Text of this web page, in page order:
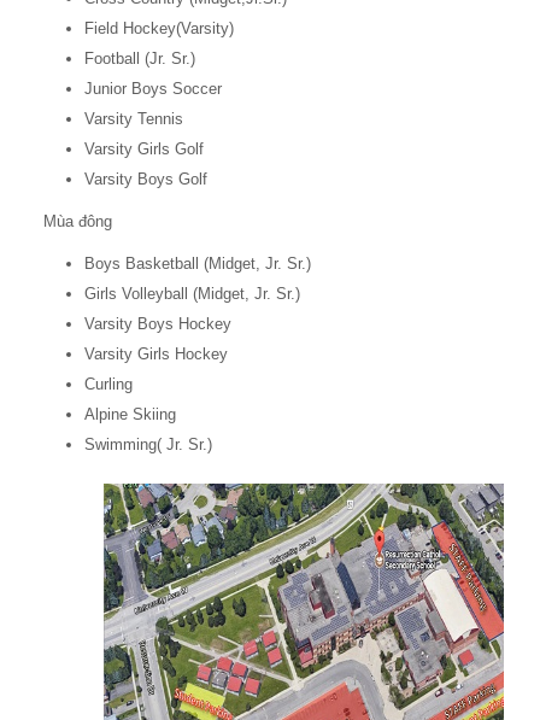
Field Hockey(Varsity)
Football (Jr. Sr.)
Junior Boys Soccer
Varsity Tennis
Varsity Girls Golf
Varsity Boys Golf
Mùa đông
Boys Basketball (Midget, Jr. Sr.)
Girls Volleyball (Midget, Jr. Sr.)
Varsity Boys Hockey
Varsity Girls Hockey
Curling
Alpine Skiing
Swimming( Jr. Sr.)